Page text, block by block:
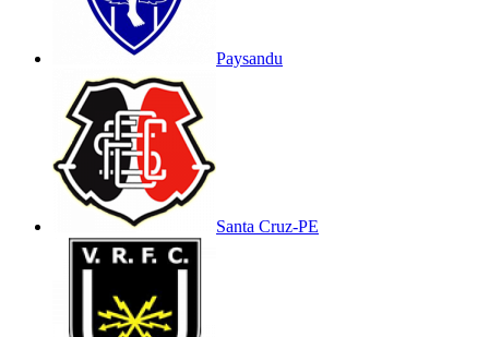
Paysandu
Santa Cruz-PE